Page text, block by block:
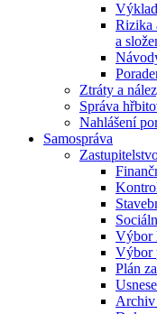
Rizika
a
Ztráty a
Správa
Nahlášení
Samospráva
Výbor
Výbor
Plán
Archiv